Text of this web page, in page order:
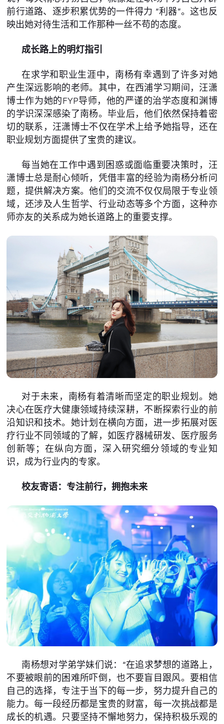
前行道路、逐步积累优势的一件得力 “利器”。这也反
映出她对待生活和工作那种一丝不苟的态度。
成长路上的明灯指引
在求学和职业生涯中，南杨有幸遇到了许多对她
产生深远影响的老师。其中，在西浦学习期间，汪潇
博士作为她的FYP导师，他的严谨的治学态度和渊博
的学识深深感染了南杨。毕业后，他们依然保持着密
切的联系，汪潇博士不仅在学术上给予她指导，还在
职业规划方面提供了宝贵的建议。
每当她在工作中遇到困惑或面临重要决策时，汪
潇博士总是耐心倾听，凭借丰富的经验为南杨分析问
题，提供解决方案。他们的交流不仅仅局限于专业领
域，还涉及人生哲学、行业动态等多个方面，这种亦
师亦友的关系成为她长道路上的重要支撑。
对于未来，南杨有着清晰而坚定的职业规划。她
决心在医疗大健康领域持续深耕，不断探索行业的前
沿知识和技术。她计划在横向方面，进一步拓展对医
疗行业不同领域的了解，如医疗器械研发、医疗服务
创新等；在纵向方面，深入研究细分领域的专业知
识，成为行业内的专家。
校友寄语：专注前行，拥抱未来
南杨想对学弟学妹们说：“在追求梦想的道路上，
不要被眼前的困难所吓倒，也不要盲目跟风。要相信
自己的选择，专注于当下的每一步，努力提升自己的
能力。每一段经历都是宝贵的财富，每一次挑战都是
成长的机遇。只要坚持不懈地努力，保持积极乐观的